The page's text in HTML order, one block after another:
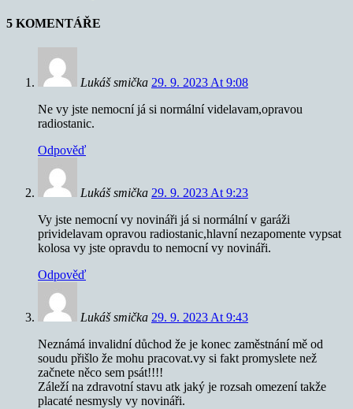
5 KOMENTÁŘE
Lukáš smička 29. 9. 2023 At 9:08
Ne vy jste nemocní já si normální videlavam,opravou
radiostanic.
Odpověď
Lukáš smička 29. 9. 2023 At 9:23
Vy jste nemocní vy novináři já si normální v garáži
prividelavam opravou radiostanic,hlavní nezapomente vypsat
kolosa vy jste opravdu to nemocní vy novináři.
Odpověď
Lukáš smička 29. 9. 2023 At 9:43
Neznámá invalidní důchod že je konec zaměstnání mě od
soudu přišlo že mohu pracovat.vy si fakt promyslete než
začnete něco sem psát!!!!
Záleží na zdravotní stavu atk jaký je rozsah omezení takže
placaté nesmysly vy novináři.